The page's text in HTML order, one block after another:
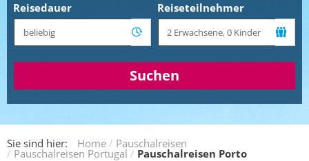
Reisedauer Reiseteilnehmer
Suchen
Sie sind hier: Home Pauschalreisen
Pauschalreisen Portugal Pauschalreisen Porto